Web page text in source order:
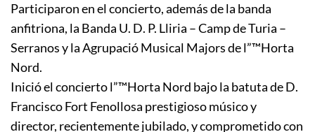
Participaron en el concierto, además de la banda
anfitriona, la Banda U. D. P. Lliria – Camp de Turia –
Serranos y la Agrupació Musical Majors de l”™Horta
Nord.
Inició el concierto l”™Horta Nord bajo la batuta de D.
Francisco Fort Fenollosa prestigioso músico y
director, recientemente jubilado, y comprometido con